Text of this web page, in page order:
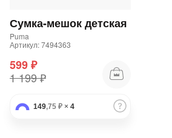
Сумка-мешок детская
Puma
Артикул: 7494363
599 ₽
1 199 ₽
149,75 ₽ × 4
Остались вопросы?
plait.ru